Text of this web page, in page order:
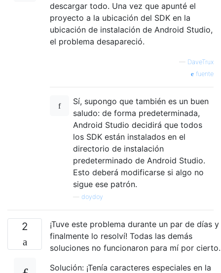
descargar todo. Una vez que apunté el
proyecto a la ubicación del SDK en la
ubicación de instalación de Android Studio,
el problema desapareció.
— DaveTrux
fuente
Sí, supongo que también es un buen
saludo: de forma predeterminada,
Android Studio decidirá que todos
los SDK están instalados en el
directorio de instalación
predeterminado de Android Studio.
Esto deberá modificarse si algo no
sigue ese patrón.
doydoy
2
¡Tuve este problema durante un par de días y
finalmente lo resolví! Todas las demás
soluciones no funcionaron para mí por cierto.
Solución: ¡Tenía caracteres especiales en la